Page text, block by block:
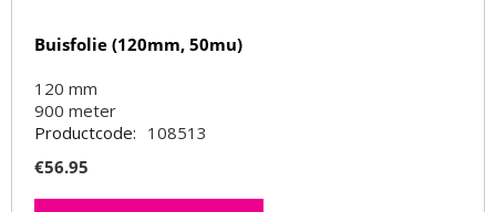
Buisfolie (120mm, 50mu)
120 mm
900 meter
Productcode: 108513
€56.95